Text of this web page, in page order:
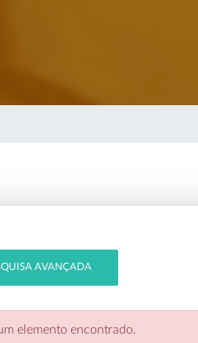
AVANÇADA
elemento encontrado.